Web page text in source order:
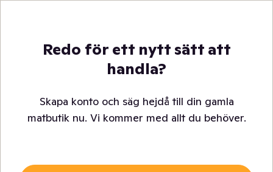
Redo för ett nytt sätt att
handla?
Skapa konto och säg hejdå till din gamla
matbutik nu. Vi kommer med allt du behöver.